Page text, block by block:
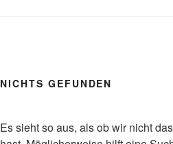
NICHTS GEFUNDEN
Es sieht so aus, als ob wir nicht